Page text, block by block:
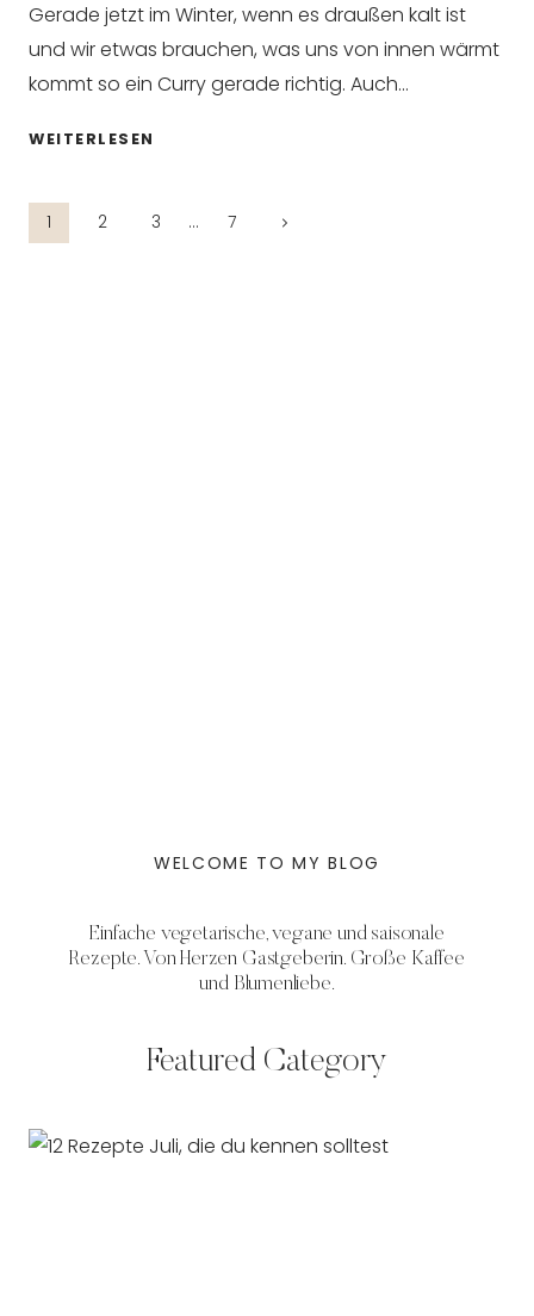
Gerade jetzt im Winter, wenn es draußen kalt ist
und wir etwas brauchen, was uns von innen wärmt
kommt so ein Curry gerade richtig. Auch…
WEITERLESEN
RDNUSS C
Seitennavigation
1 2 3 … 7
Nächste
WELCOME TO MY BLOG
Einfache vegetarische, vegane und saisonale
Rezepte. Von Herzen Gastgeberin. Große Kaffee
und Blumenliebe.
Featured Category